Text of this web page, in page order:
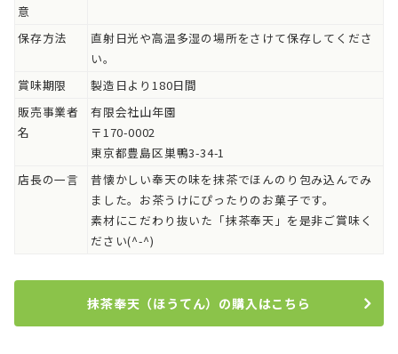
意
保存方法
直射日光や高温多湿の場所をさけて保存してくださ
い。
賞味期限
製造日より180日間
販売事業者
名
有限会社山年園
〒170-0002
東京都豊島区巣鴨3-34-1
店長の一言
昔懐かしい奉天の味を抹茶でほんのり包み込んでみ
ました。お茶うけにぴったりのお菓子です。
素材にこだわり抜いた「抹茶奉天」を是非ご賞味く
ださい(^-^)
抹茶奉天（ほうてん）の購入はこちら